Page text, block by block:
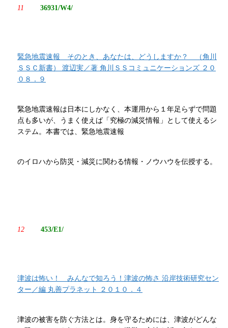
11 36931/W4/
緊急地震速報 そのとき、あなたは、どうしますか？ （角川
ＳＳＣ新書） 渡辺実／著 角川ＳＳコミュニケーションズ ２０
０８．９
緊急地震速報は日本にしかなく、本運用から１年足らずで問題
点も多いが、うまく使えば「究極の減災情報」として使えるシ
ステム。本書では、緊急地震速報
のイロハから防災・減災に関わる情報・ノウハウを伝授する。
12 453/E1/
津波は怖い！ みんなで知ろう！津波の怖さ 沿岸技術研究セン
ター／編 丸善プラネット ２０１０．４
津波の被害を防ぐ方法とは。身を守るためには、津波がどんな